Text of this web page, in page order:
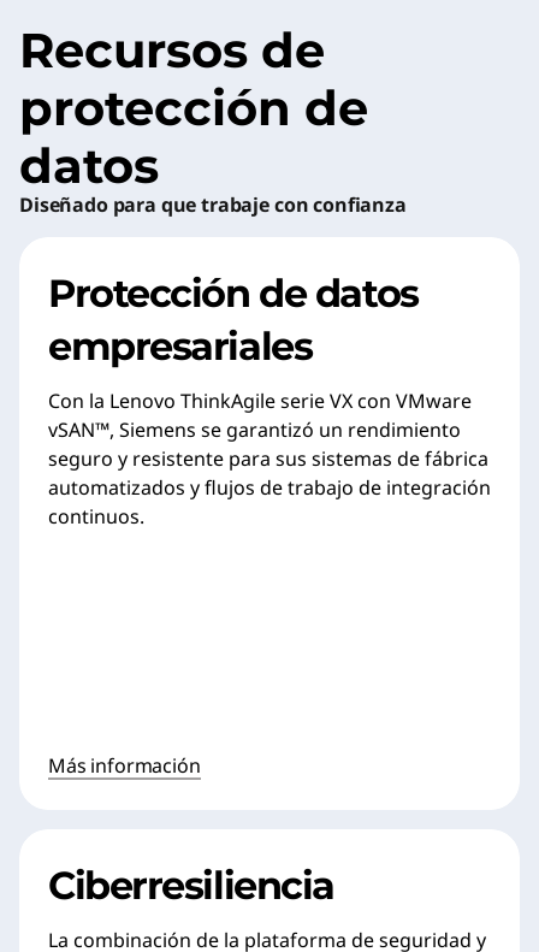
Recursos de
protección de
datos
Diseñado para que trabaje con confianza
Protección de datos
empresariales
Con la Lenovo ThinkAgile serie VX con VMware
vSAN™, Siemens se garantizó un rendimiento
seguro y resistente para sus sistemas de fábrica
automatizados y flujos de trabajo de integración
continuos.
Más información
Ciberresiliencia
La combinación de la plataforma de seguridad y